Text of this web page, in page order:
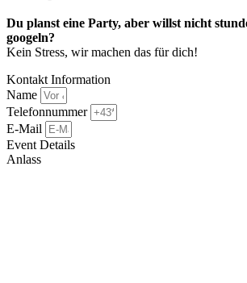
Du planst eine Party, aber willst nicht
googeln?
Kein Stress, wir machen das für dich!
Kontakt Information
Name
Telefonnummer
E-Mail
Event Details
Anlass